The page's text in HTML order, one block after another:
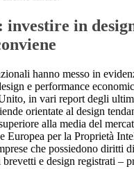
investire in
hanno messo in
e performance
in vari report degli
orientate al design
alla media del
Europea per la Proprietà
che possiedono diritti
e design registrati –